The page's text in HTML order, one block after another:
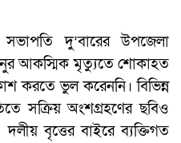
দু’বারের উপজেলা
আকস্মিক মৃত্যুতে শোকাহত
করতে ভুল করেননি। বিভিন্ন
সক্রিয় অংশগ্রহণের ছবিও
বৃত্তের বাইরে ব্যক্তিগত